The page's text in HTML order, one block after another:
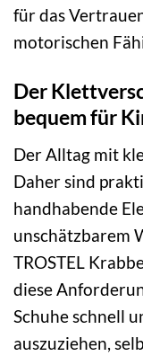
für das
motorischen
Der
bequem für
Der Alltag mit
Daher sind
handhabende
unschätzbarem
TROSTEL
diese
Schuhe schnell
auszuziehen,